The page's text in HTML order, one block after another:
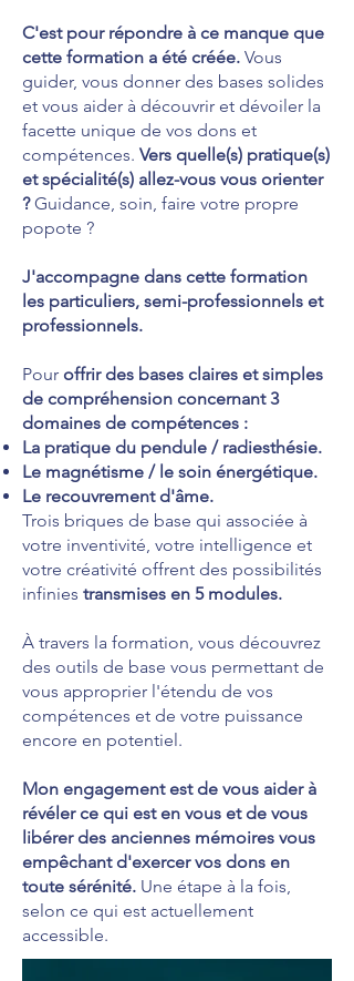
C'est pour répondre à ce manque que
cette formation a été créée. Vous
guider, vous donner des bases solides
et vous aider à découvrir et dévoiler la
facette unique de vos dons et
compétences. Vers quelle(s) pratique(s)
et spécialité(s) allez-vous vous orienter
?Guidance, soin, faire votre propre
popote ?
J'accompagne dans cette formation
les particuliers, semi-professionnels et
professionnels.
Pour offrir des bases claires et simples
de compréhension concernant 3
domaines de compétences :
La pratique du pendule / radiesthésie.
Le magnétisme / le soin énergétique.
Le recouvrement d'âme.
Trois briques de base qui associée à
votre inventivité, votre intelligence et
votre créativité offrent des possibilités
infinies transmises en 5 modules.
À travers la formation, vous découvrez
des outils de base vous permettant de
vous approprier l'étendu de vos
compétences et de votre puissance
encore en potentiel.
Mon engagement est de vous aider à
révéler ce qui est en vous et de vous
libérer des anciennes mémoires vous
empêchant d'exercer vos dons en
toute sérénité. Une étape à la fois,
selon ce qui est actuellement
accessible.